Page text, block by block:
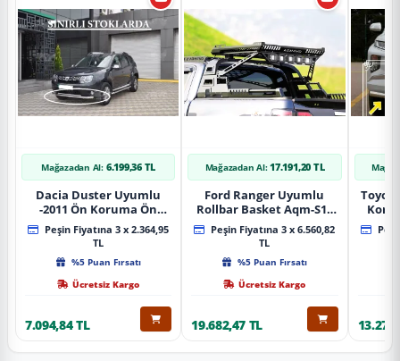
Mağazadan Al: 6.199,36 TL
Dacia Duster Uyumlu
-2011 Ön Koruma Ön
Tekli Koruma
Peşin Fiyatına 3 x 2.364,95
TL
%5 Puan Fırsatı
Ücretsiz Kargo
7.094,84 TL
Mağazadan Al: 17.191,20 TL
Ford Ranger Uyumlu
Rollbar Basket Aqm-S10
2015+ Uyumlu
Peşin Fiyatına 3 x 6.560,82
TL
%5 Puan Fırsatı
Ücretsiz Kargo
19.682,47 TL